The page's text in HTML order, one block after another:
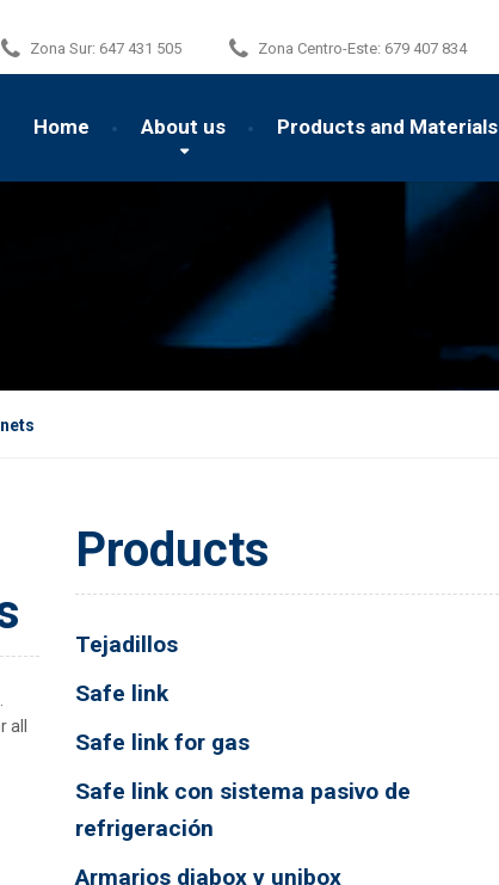
Zona Sur: 647 431 505 Zona Centro-Este: 679 407 834
Home About us Products and Materials
Products
Tejadillos
Safe link
Safe link for gas
Safe link con sistema pasivo de
refrigeración
Armarios diabox y unibox